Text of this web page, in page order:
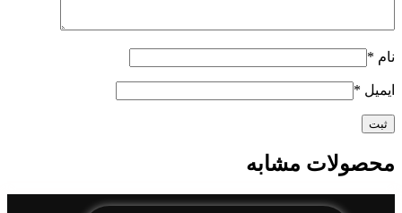
نام *
ایمیل *
محصولات مشابه